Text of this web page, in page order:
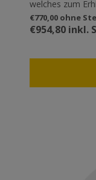
welches zum
sind
das unabhängig
€770,00 ohne
€954,80 inkl.